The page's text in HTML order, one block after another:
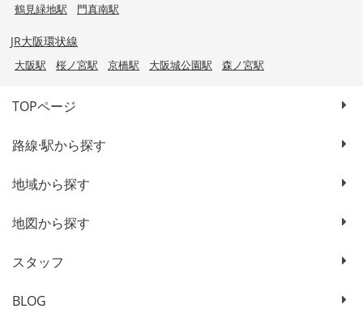
鶴見緑地駅
門真南駅
JR大阪環状線
大阪駅 桜ノ宮駅 京橋駅 大阪城公園駅 森ノ宮駅
TOPページ
路線·駅から探す
地域から探す
地図から探す
スタッフ
BLOG